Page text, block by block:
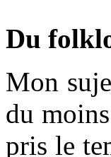
Du
Mon
du
pris le